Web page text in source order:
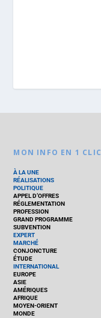
MON INFO EN 1 CLIC
À LA UNE
RÉALISATIONS
POLITIQUE
APPEL D’OFFRES
RÉGLEMENTATION
PROFESSION
GRAND PROGRAMME
SUBVENTION
EXPERT
MARCHÉ
CONJONCTURE
ÉTUDE
INTERNATIONAL
EUROPE
ASIE
AMÉRIQUES
AFRIQUE
MOYEN-ORIENT
MONDE